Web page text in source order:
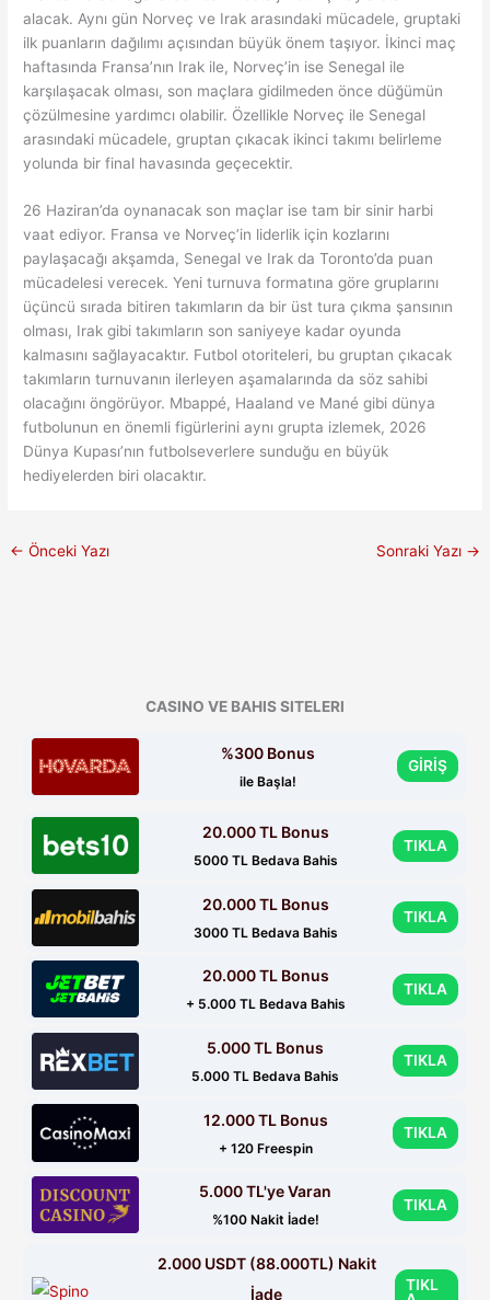
alacak. Aynı gün Norveç ve Irak arasındaki mücadele, gruptaki
ilk puanların dağılımı açısından büyük önem taşıyor. İkinci maç
haftasında Fransa’nın Irak ile, Norveç’in ise Senegal ile
karşılaşacak olması, son maçlara gidilmeden önce düğümün
çözülmesine yardımcı olabilir. Özellikle Norveç ile Senegal
arasındaki mücadele, gruptan çıkacak ikinci takımı belirleme
yolunda bir final havasında geçecektir.
26 Haziran’da oynanacak son maçlar ise tam bir sinir harbi
vaat ediyor. Fransa ve Norveç’in liderlik için kozlarını
paylaşacağı akşamda, Senegal ve Irak da Toronto’da puan
mücadelesi verecek. Yeni turnuva formatına göre gruplarını
üçüncü sırada bitiren takımların da bir üst tura çıkma şansının
olması, Irak gibi takımların son saniyeye kadar oyunda
kalmasını sağlayacaktır. Futbol otoriteleri, bu gruptan çıkacak
takımların turnuvanın ilerleyen aşamalarında da söz sahibi
olacağını öngörüyor. Mbappé, Haaland ve Mané gibi dünya
futbolunun en önemli figürlerini aynı grupta izlemek, 2026
Dünya Kupası’nın futbolseverlere sunduğu en büyük
hediyelerden biri olacaktır.
← Önceki Yazı Sonraki Yazı →
CASINO VE BAHIS SITELERI
%300 Bonus
ile Başla!
GİRİŞ
20.000 TL Bonus
5000 TL Bedava Bahis
TIKLA
20.000 TL Bonus
3000 TL Bedava Bahis
TIKLA
20.000 TL Bonus
+ 5.000 TL Bedava Bahis
TIKLA
5.000 TL Bonus
5.000 TL Bedava Bahis
TIKLA
12.000 TL Bonus
+ 120 Freespin
TIKLA
5.000 TL'ye Varan
%100 Nakit İade!
TIKLA
2.000 USDT (88.000TL) Nakit
İade
TIKL